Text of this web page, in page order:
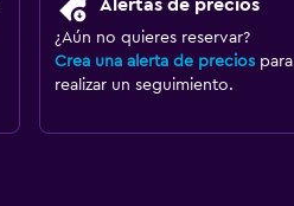
Alertas de precios
¿Aún no quieres reservar?
Crea una alerta de preciospara
realizar un seguimiento.